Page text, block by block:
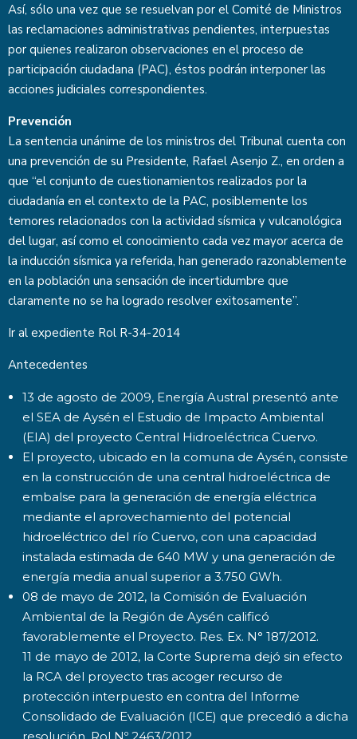
Así, sólo una vez que se resuelvan por el Comité de Ministros
las reclamaciones administrativas pendientes, interpuestas
por quienes realizaron observaciones en el proceso de
participación ciudadana (PAC), éstos podrán interponer las
acciones judiciales correspondientes.
Prevención
La sentencia unánime de los ministros del Tribunal cuenta con
una prevención de su Presidente, Rafael Asenjo Z., en orden a
que “el conjunto de cuestionamientos realizados por la
ciudadanía en el contexto de la PAC, posiblemente los
temores relacionados con la actividad sísmica y vulcanológica
del lugar, así como el conocimiento cada vez mayor acerca de
la inducción sísmica ya referida, han generado razonablemente
en la población una sensación de incertidumbre que
claramente no se ha logrado resolver exitosamente”.
Ir al expediente Rol R-34-2014
Antecedentes
13 de agosto de 2009, Energía Austral presentó ante
el SEA de Aysén el Estudio de Impacto Ambiental
(EIA) del proyecto Central Hidroeléctrica Cuervo.
El proyecto, ubicado en la comuna de Aysén, consiste
en la construcción de una central hidroeléctrica de
embalse para la generación de energía eléctrica
mediante el aprovechamiento del potencial
hidroeléctrico del río Cuervo, con una capacidad
instalada estimada de 640 MW y una generación de
energía media anual superior a 3.750 GWh.
08 de mayo de 2012, la Comisión de Evaluación
Ambiental de la Región de Aysén calificó
favorablemente el Proyecto. Res. Ex. N° 187/2012.
11 de mayo de 2012, la Corte Suprema dejó sin efecto
la RCA del proyecto tras acoger recurso de
protección interpuesto en contra del Informe
Consolidado de Evaluación (ICE) que precedió a dicha